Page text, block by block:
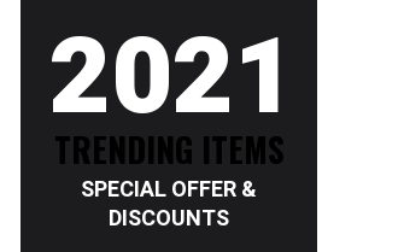
2021
TRENDING ITEMS
SPECIAL OFFER &
DISCOUNTS